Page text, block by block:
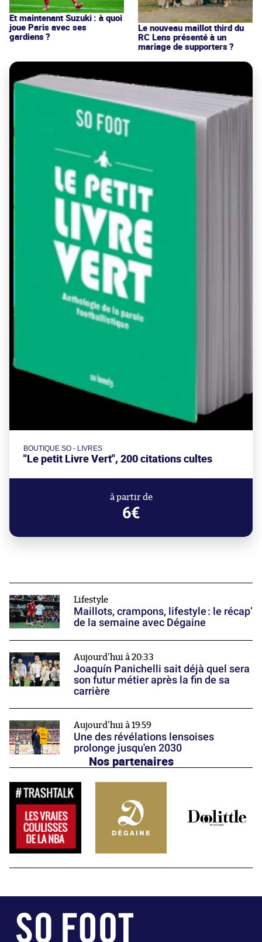
Et maintenant Suzuki : à quoi
joue Paris avec ses
gardiens ?
Le nouveau maillot third du
RC Lens présenté à un
mariage de supporters ?
BOUTIQUE SO - LIVRES
"Le petit Livre Vert", 200 citations cultes
à partir de
6€
Lifestyle
Maillots, crampons, lifestyle : le récap’
de la semaine avec Dégaine
Aujourd'hui à 20:33
Joaquín Panichelli sait déjà quel sera
son futur métier après la fin de sa
carrière
Aujourd'hui à 19:59
Une des révélations lensoises
prolonge jusqu'en 2030
Nos partenaires